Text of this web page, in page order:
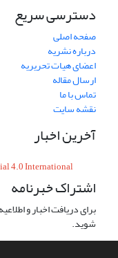
دسترسی سریع
صفحه اصلی
درباره نشریه
اعضای هیات تحریریه
ارسال مقاله
تماس با ما
نقشه سایت
آخرین اخبار
4.0 International
اشتراک خبرنامه
برای دریافت اخبار و
شوید.